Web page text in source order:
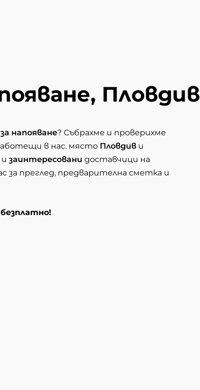
Пловдив
напояване? Събрахме и проверихме
в нас. място Пловдив и
изаинтересовани доставчици на
за преглед, предварителна сметка и